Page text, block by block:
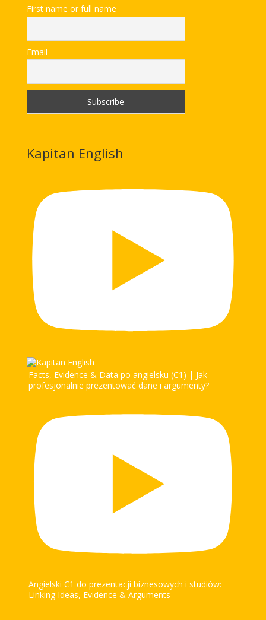
First name or full name
Email
Kapitan English
Facts, Evidence & Data po angielsku (C1) | Jak
profesjonalnie prezentować dane i argumenty?
Angielski C1 do prezentacji biznesowych i studiów:
Linking Ideas, Evidence & Arguments